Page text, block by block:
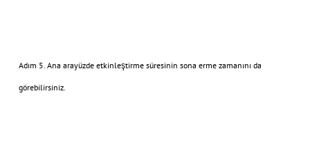
Adım 5. Ana arayüzde etkinleştirme süresinin sona erme zamanını da
görebilirsiniz.